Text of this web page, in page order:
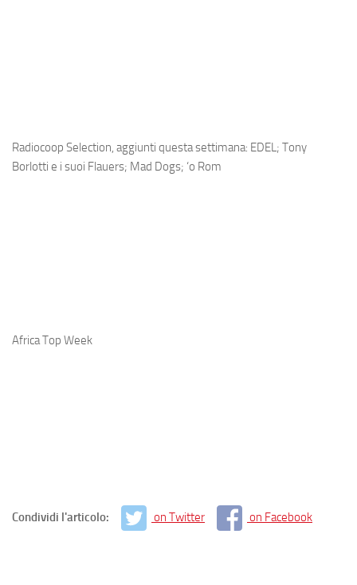
Radiocoop Selection, aggiunti questa settimana: EDEL; Tony
Borlotti e i suoi Flauers; Mad Dogs; ‘o Rom
Africa Top Week
Condividi l'articolo: on Twitter on Facebook